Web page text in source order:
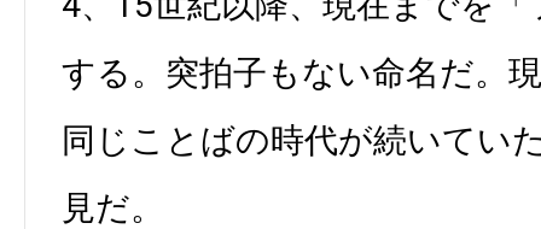
する。突拍子もない命名だ。
同じことばの時代が続いてい
見だ。